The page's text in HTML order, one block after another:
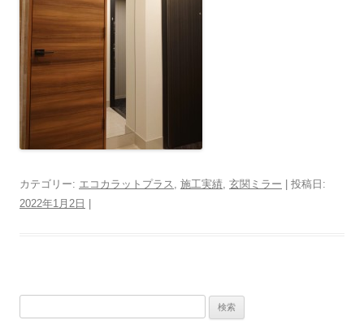
カテゴリー: エコカラットプラス , 施工実績, 玄関ミラー | 投稿日:
2022年1月2日